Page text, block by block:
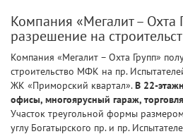
Компания «Мегалит – Охта
разрешение на
Компания «Мегалит – Охта Групп»
строительство МФК на пр.
ЖК «Приморский квартал».В 22-
офисы, многоярусный гараж,
Участок треугольной формы
углу Богатырского пр. и пр.